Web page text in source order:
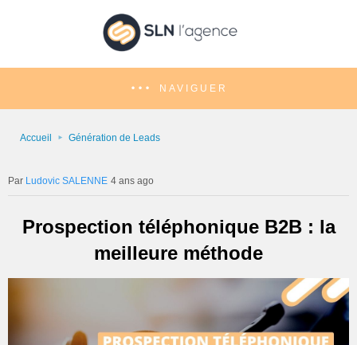
NAVIGUER
Accueil Génération de Leads
Ludovic SALENNE 4 ans ago
Prospection téléphonique B2B : la
meilleure méthode